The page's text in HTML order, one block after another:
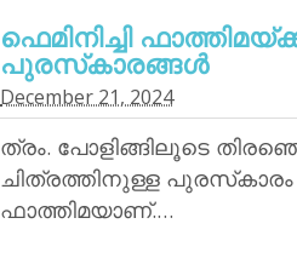
ഫെമിനിച്ചി
പുരസ്‌കാരങ്ങള്‍
December 21, 2024
ത്രം. പോളിങ്ങിലൂടെ
ചിത്രത്തിനുള്ള പുരസ്‌കാരം
ഫാത്തിമയാണ്.…